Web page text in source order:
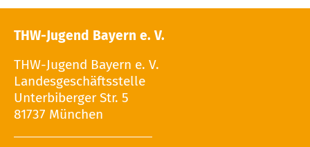
THW-Jugend Bayern e. V.
THW-Jugend Bayern e. V.
Landesgeschäftsstelle
Unterbiberger Str. 5
81737 München